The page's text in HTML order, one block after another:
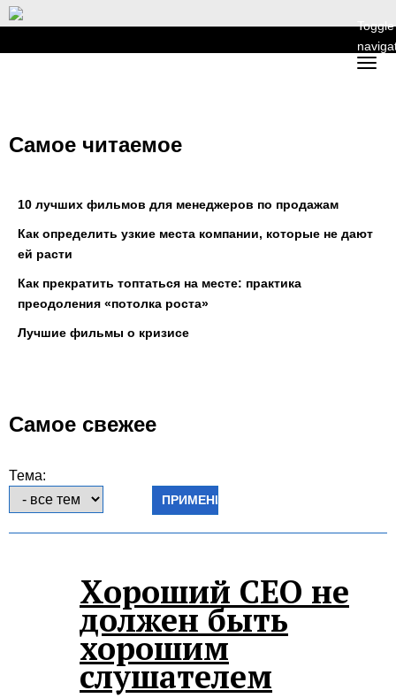
Toggle
Самое читаемое
10 лучших фильмов для менеджеров по продажам
Как определить узкие места компании, которые не дают
ей расти
Как прекратить топтаться на месте: практика
преодоления «потолка роста»
Лучшие фильмы о кризисе
Самое свежее
Тема:
Хороший СЕО не
должен быть
хорошим
слушателем